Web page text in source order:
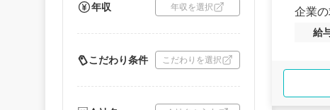
年収 年収を選択
こだわり条件 こだわりを選択
企業の
給